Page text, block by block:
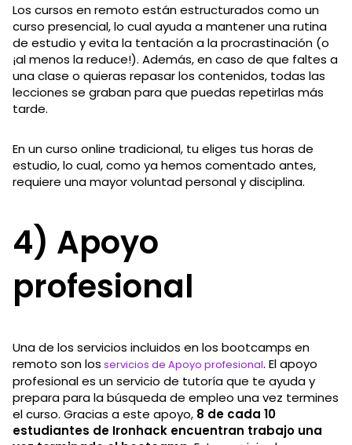
Los cursos en remoto están estructurados como un
curso presencial, lo cual ayuda a mantener una rutina
de estudio y evita la tentación a la procrastinación (o
¡al menos la reduce!). Además, en caso de que faltes a
una clase o quieras repasar los contenidos, todas las
lecciones se graban para que puedas repetirlas más
tarde.
En un curso online tradicional, tu eliges tus horas de
estudio, lo cual, como ya hemos comentado antes,
requiere una mayor voluntad personal y disciplina.
4) Apoyo
profesional
Una de los servicios incluidos en los bootcamps en
remoto son los servicios de Apoyo profesional. El apoyo
profesional es un servicio de tutoría que te ayuda y
prepara para la búsqueda de empleo una vez termines
el curso. Gracias a este apoyo, 8 de cada 10
estudiantes de Ironhack encuentran trabajo una